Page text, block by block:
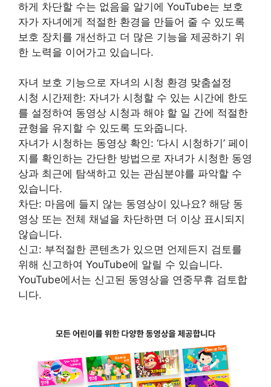
하게 차단할 수는 없음을 알기에 YouTube는 보호
자가 자녀에게 적절한 환경을 만들어 줄 수 있도록
보호 장치를 개선하고 더 많은 기능을 제공하기 위
한 노력을 이어가고 있습니다.
자녀 보호 기능으로 자녀의 시청 환경 맞춤설정
시청 시간제한: 자녀가 시청할 수 있는 시간에 한도
를 설정하여 동영상 시청과 해야 할 일 간에 적절한
균형을 유지할 수 있도록 도와줍니다.
자녀가 시청하는 동영상 확인: ‘다시 시청하기’ 페이
지를 확인하는 간단한 방법으로 자녀가 시청한 동영
상과 최근에 탐색하고 있는 관심분야를 파악할 수
있습니다.
차단: 마음에 들지 않는 동영상이 있나요? 해당 동
영상 또는 전체 채널을 차단하면 더 이상 표시되지
않습니다.
신고: 부적절한 콘텐츠가 있으면 언제든지 검토를
위해 신고하여 YouTube에 알릴 수 있습니다.
YouTube에서는 신고된 동영상을 연중무휴 검토합
니다.